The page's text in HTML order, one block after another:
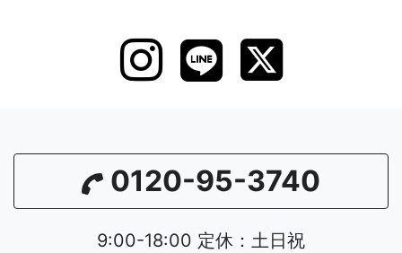
0120-95-3740
9:00-18:00 定休：土日祝